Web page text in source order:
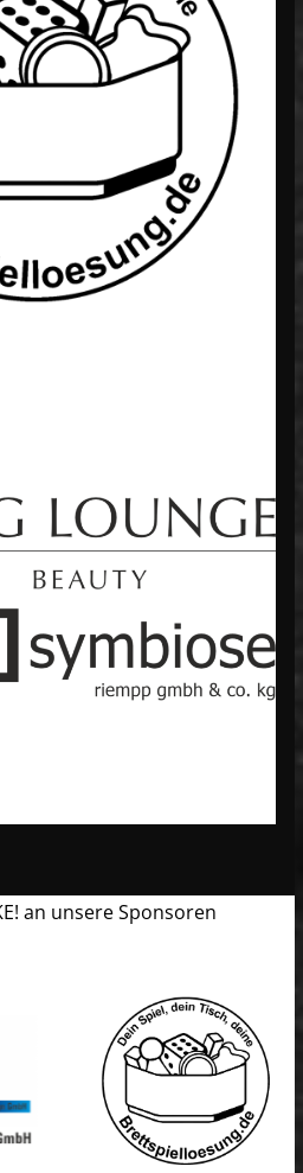
an unsere Sponsoren